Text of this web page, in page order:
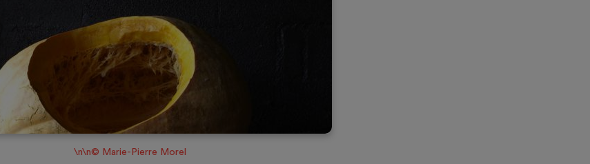
\n\n© Marie-Pierre Morel